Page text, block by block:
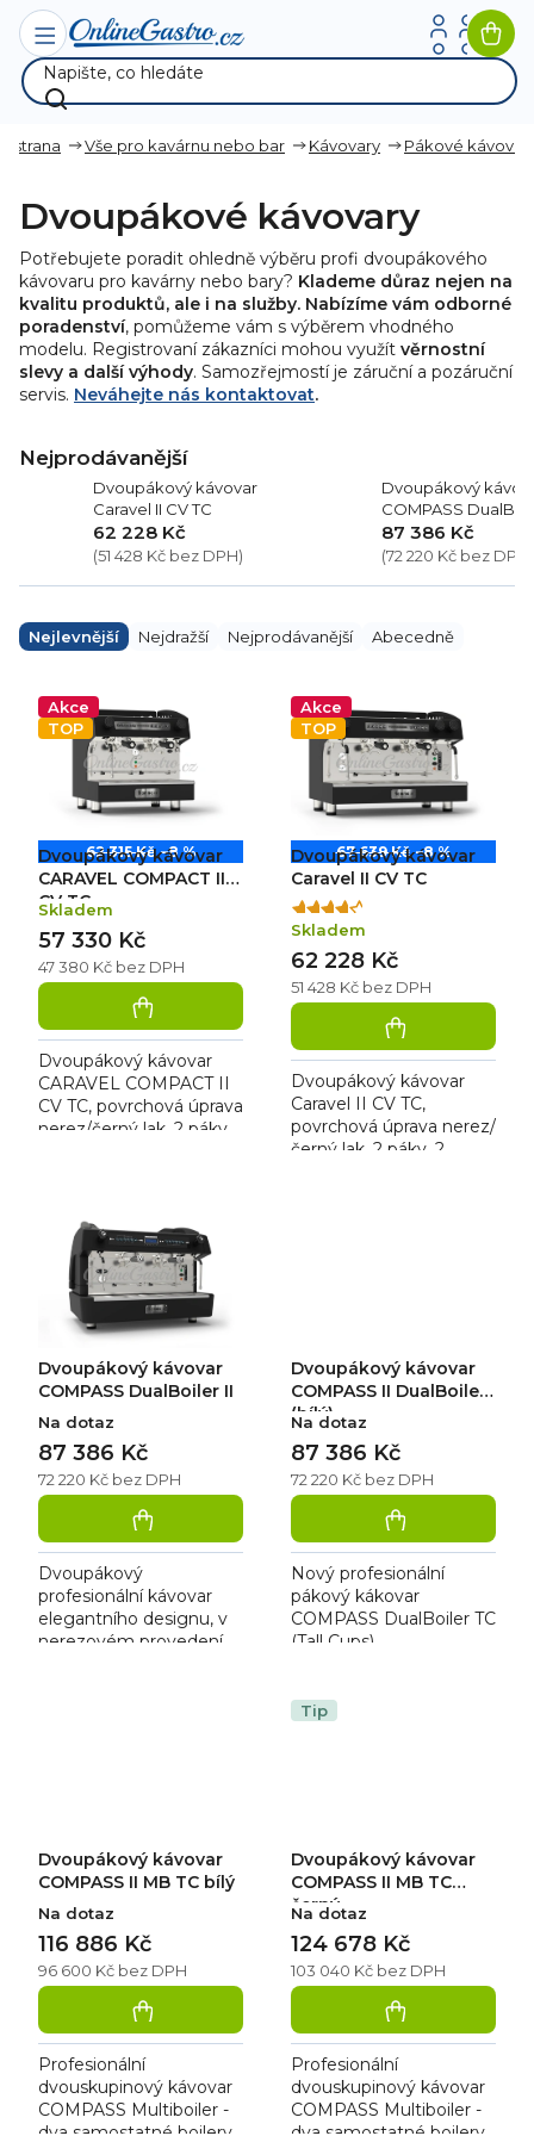
Přejít
obsah
strana Vše pro kavárnu nebo bar Kávovary Pákové
Dvoupákové kávovary
Potřebujete poradit ohledně výběru profi dvoupákového
kávovaru pro kavárny nebo bary? Klademe důraz nejen na
kvalitu produktů, ale i na služby. Nabízíme vám odborné
poradenství, pomůžeme vám s výběrem vhodného
modelu. Registrovaní zákazníci mohou využít věrnostní
slevy a další výhody. Samozřejmostí je záruční a pozáruční
servis. Neváhejte nás kontaktovat.
Nejprodávanější
Dvoupákový kávovar
Caravel II CV TC
62 228 Kč
(51 428 Kč bez DPH)
Dvoupákový
COMPASS
87 386 Kč
(72 220 Kč bez DPH)
a
z
Nejlevnější Nejdražší Nejprodávanější Abecedně
Akce
TOP
62 315 Kč –8 %
Dvoupákový kávovar
CARAVEL COMPACT II
CV TC
Skladem
47 380 Kč bez DPH
57 330 Kč
Dvoupákový kávovar
CARAVEL COMPACT II
CV TC, povrchová úprava
nerez/černý lak, 2 páky,
Akce
TOP
67 639 Kč –8 %
Dvoupákový kávovar
Caravel II CV TC
Průměrné
hodnocení
produktu
je
4,3
5
hvězdiček.
Skladem
51 428 Kč bez DPH
62 228 Kč
Dvoupákový kávovar
Caravel II CV TC,
povrchová úprava nerez/
černý lak, 2 páky, 2
Dvoupákový kávovar
COMPASS DualBoiler II
Na dotaz
72 220 Kč bez DPH
87 386 Kč
Dvoupákový
profesionální kávovar
elegantního designu, v
nerezovém provedení.
Dvoupákový kávovar
COMPASS II DualBoiler
(bílý)
Na dotaz
72 220 Kč bez DPH
87 386 Kč
Nový profesionální
pákový kákovar
COMPASS DualBoiler TC
(Tall Cups).
technologie dávají
Dvoupákový kávovar
COMPASS II MB TC bílý
Na dotaz
96 600 Kč bez DPH
116 886 Kč
Profesionální
dvouskupinový kávovar
COMPASS Multiboiler -
Tip
Dvoupákový kávovar
COMPASS II MB TC
černý
Na dotaz
103 040 Kč bez DPH
124 678 Kč
Profesionální
dvouskupinový kávovar
COMPASS Multiboiler -